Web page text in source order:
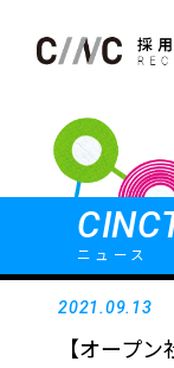
ニュース
2021.09.13
【オープ